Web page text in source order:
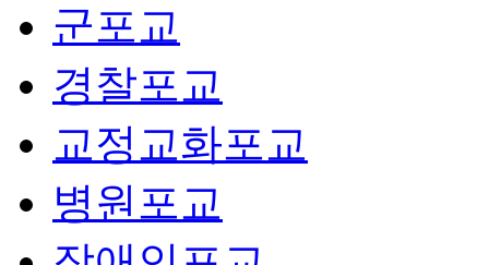
군포교
경찰포교
교정교화포교
병원포교